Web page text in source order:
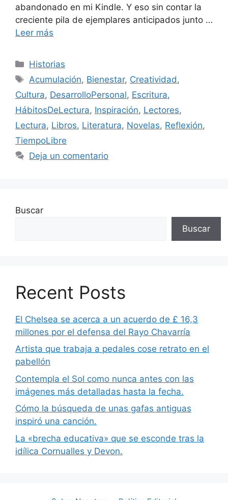
abandonado en mi Kindle. Y eso sin contar la
creciente pila de ejemplares anticipados junto …
Leer más
Categorías
Historias
Etiquetas
Acumulación, Bienestar, Creatividad ,
Cultura, DesarrolloPersonal, Escritura,
HábitosDeLectura, Inspiración, Lectores,
Lectura, Libros, Literatura, Novelas, Reflexión,
TiempoLibre
Deja un comentario
Buscar
Buscar
Recent Posts
El Chelsea se acerca a un acuerdo de £ 16,3
millones por el defensa del Rayo Chavarría
Artista que trabaja a pedales cose retrato en el
pabellón
Contempla el Sol como nunca antes con las
imágenes más detalladas hasta la fecha.
Cómo la búsqueda de unas gafas antiguas
inspiró una canción.
La «brecha educativa» que se esconde tras la
idílica Cornualles y Devon.